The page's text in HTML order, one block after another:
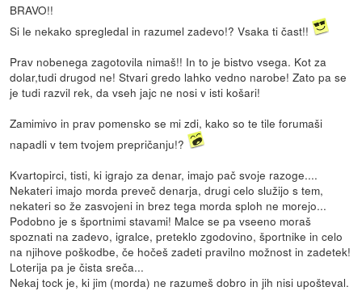
BRAVO!!
Si le nekako spregledal in razumel zadevo!? Vsaka ti čast!!
Prav nobenega zagotovila nimaš!! In to je bistvo vsega. Kot za
dolar,tudi drugod ne! Stvari gredo lahko vedno narobe! Zato pa se
je tudi razvil rek, da vseh jajc ne nosi v isti košari!
Zamimivo in prav pomensko se mi zdi, kako so te tile forumaši
napadli v tem tvojem prepričanju!?
Kvartopirci, tisti, ki igrajo za denar, imajo pač svoje razoge....
Nekateri imajo morda preveč denarja, drugi celo služijo s tem,
nekateri so že zasvojeni in brez tega morda sploh ne morejo...
Podobno je s športnimi stavami! Malce se pa vseeno moraš
spoznati na zadevo, igralce, preteklo zgodovino, športnike in celo
na njihove poškodbe, če hočeš zadeti pravilno možnost in zadetek!
Loterija pa je čista sreča...
Nekaj tock je, ki jim (morda) ne razumeš dobro in jih nisi upošteval.